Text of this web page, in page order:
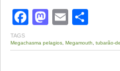
Facebook
Mastodon
Email
TAGS
Megachasma pelagios Megamouth tubarão-